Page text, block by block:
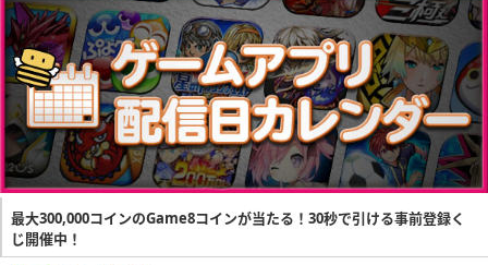
最大300,000コインのGame8コインが当たる！30秒で引ける事前登録く
じ開催中！